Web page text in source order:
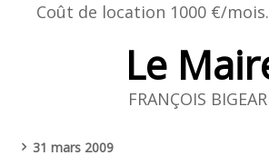
Coût de location 1000 €/mois.
Le
FRANÇOIS
31 mars 2009